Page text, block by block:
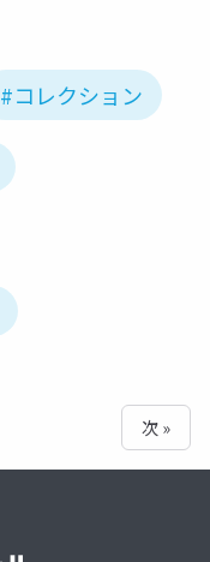
#コレクション
次 »